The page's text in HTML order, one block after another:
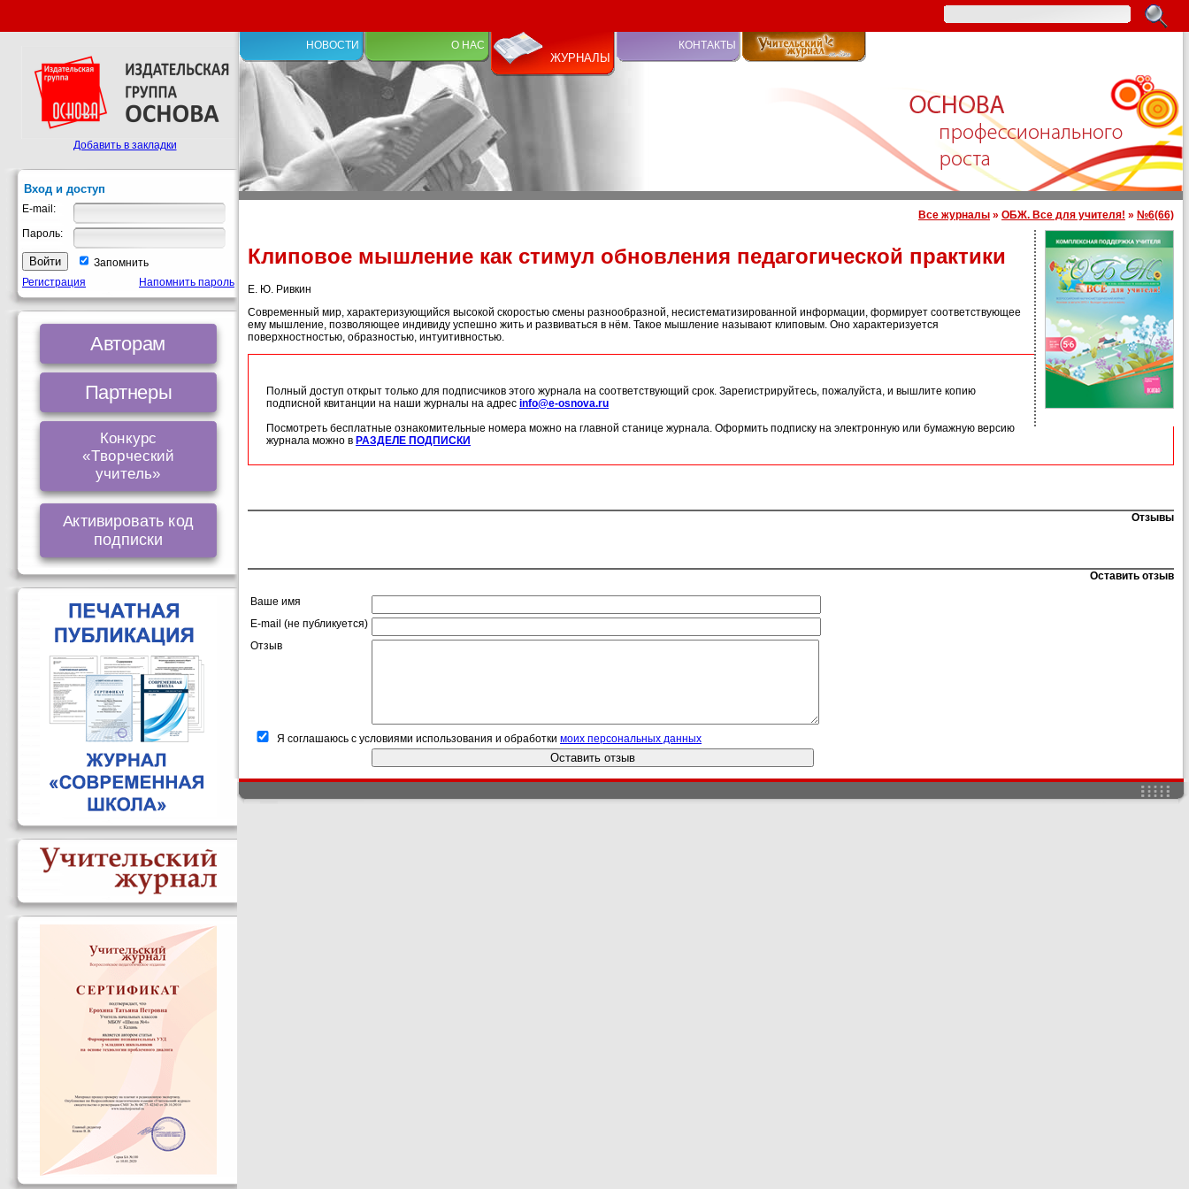
НОВОСТИ О НАС
ЖУРНАЛЫ
КОНТАКТЫ
Все журналы » ОБЖ. Все для учителя! » №6(66)
Клиповое мышление как стимул обновления педагогической практики
Е. Ю. Ривкин
Современный мир, характеризующийся высокой скоростью смены разнообразной, несистематизированной информации, формирует соответствующее
ему мышление, позволяющее индивиду успешно жить и развиваться в нём. Такое мышление называют клиповым. Оно характеризуется
поверхностностью, образностью, интуитивностью.
Полный доступ открыт только для подписчиков этого журнала на соответствующий срок. Зарегистрируйтесь, пожалуйста, и вышлите копию
подписной квитанции на наши журналы на адрес info@e-osnova.ru
Посмотреть бесплатные ознакомительные номера можно на главной станице журнала. Оформить подписку на электронную или бумажную версию
журнала можно в РАЗДЕЛЕ ПОДПИСКИ
Отзывы
Оставить отзыв
Ваше имя
E-mail (не публикуется)
Отзыв
Я соглашаюсь с условиями использования и обработки моих персональных данных
Добавить в закладки
Вход и доступ
E-mail:
Пароль:
Запомнить
Регистрация
Напомнить пароль
Авторам
Партнеры
Конкурс
«Творческий
учитель»
Активировать код
подписки